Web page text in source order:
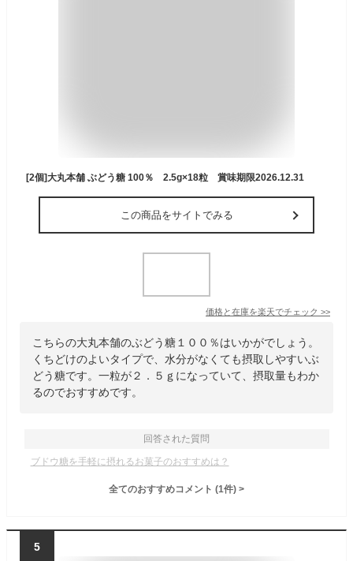
[2個]大丸本舗 ぶどう糖 100％ 2.5g×18粒 賞味期限2026.12.31
この商品をサイトでみる
価格と在庫を楽天でチェック >>
こちらの大丸本舗のぶどう糖１００％はいかがでしょう。
くちどけのよいタイプで、水分がなくても摂取しやすいぶ
どう糖です。一粒が２．５ｇになっていて、摂取量もわか
るのでおすすめです。
回答された質問
ブドウ糖を手軽に摂れるお菓子のおすすめは？
全てのおすすめコメント (1件) >
5